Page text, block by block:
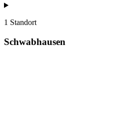
1 Standort
Schwabhausen